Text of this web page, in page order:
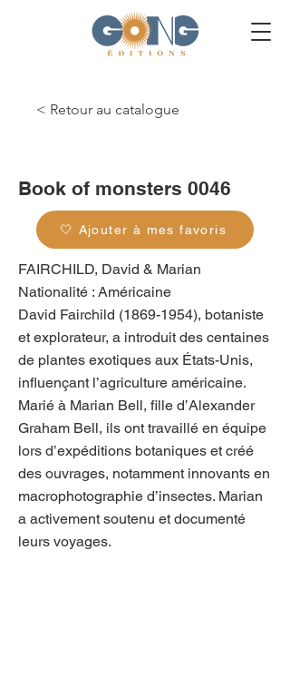
< Retour au catalogue
Book of monsters 0046
🤍 Ajouter à mes favoris
FAIRCHILD, David & Marian
Nationalité : Américaine
David Fairchild (1869-1954), botaniste
et explorateur, a introduit des centaines
de plantes exotiques aux États-Unis,
influençant l’agriculture américaine.
Marié à Marian Bell, fille d’Alexander
Graham Bell, ils ont travaillé en équipe
lors d’expéditions botaniques et créé
des ouvrages, notamment innovants en
macrophotographie d’insectes. Marian
a activement soutenu et documenté
leurs voyages.